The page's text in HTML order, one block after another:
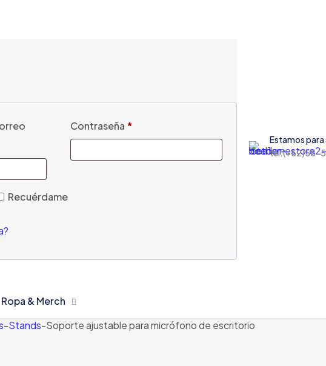
Contraseña *
Recuérdame
Estamos
tel:(+52)55-
Ropa & Merch
-Stands-Soporte ajustable para micrófono de escritorio